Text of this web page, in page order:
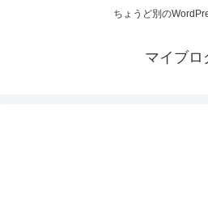
ちょうど別の
マイブロ